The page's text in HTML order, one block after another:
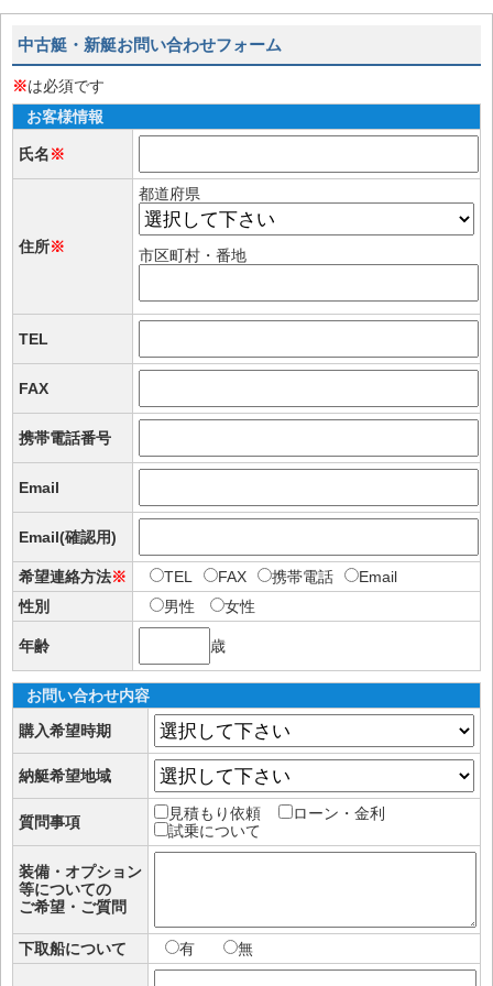
中古艇・新艇お問い合わせフォーム
※は必須です
お客様情報
氏名※
住所※
都道府県
市区町村・番地
TEL
FAX
携帯電話番号
Email
Email(確認用)
希望連絡方法※ TEL FAX 携帯電話
Email
性別
男性 女性
年齢 歳
お問い合わせ内容
購入希望時期
納艇希望地域
質問事項 見積もり依頼
ローン・金利
試乗について
装備・オプション
等についての
ご希望・ご質問
下取船について 有 無